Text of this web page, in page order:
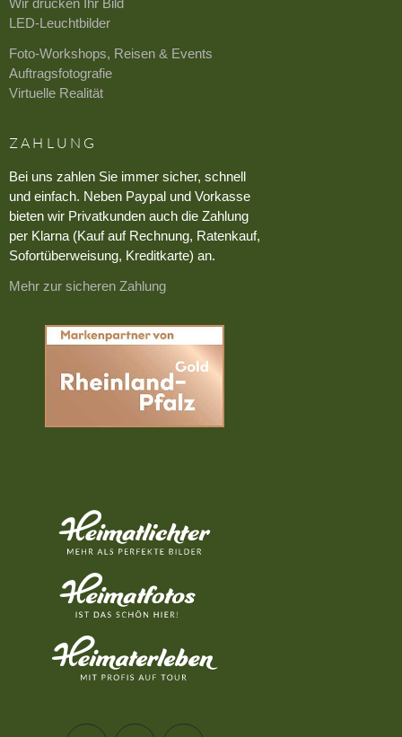
Wir drucken Ihr Bild
LED-Leuchtbilder
Foto-Workshops, Reisen & Events
Auftragsfotografie
Virtuelle Realität
ZAHLUNG
Bei uns zahlen Sie immer sicher, schnell
und einfach. Neben Paypal und Vorkasse
bieten wir Privatkunden auch die Zahlung
per Klarna (Kauf auf Rechnung, Ratenkauf,
Sofortüberweisung, Kreditkarte) an.
Mehr zur sicheren Zahlung